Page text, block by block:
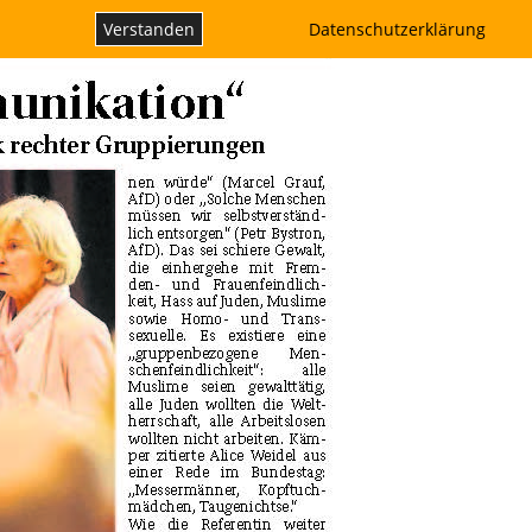
Verstanden Datenschutzerklärung